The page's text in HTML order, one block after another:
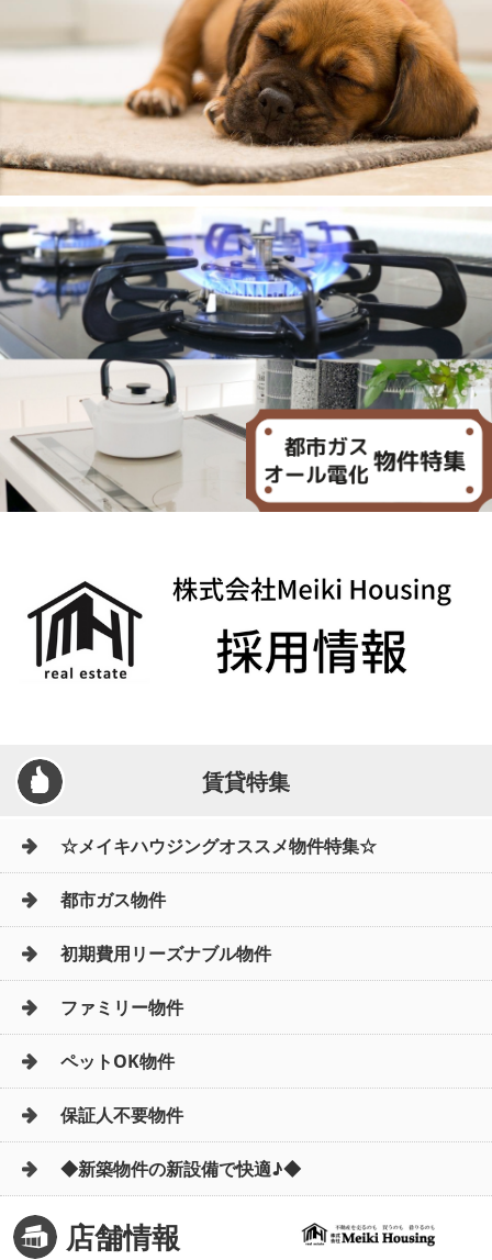
賃貸特集
☆メイキハウジングオススメ物件特集☆
都市ガス物件
初期費用リーズナブル物件
ファミリー物件
ペットOK物件
保証人不要物件
◆新築物件の新設備で快適♪◆
店舗情報